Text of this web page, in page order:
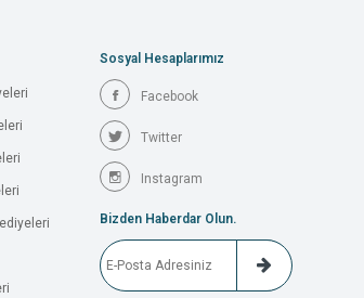
Sosyal Hesaplarımız
Facebook
Twitter
Instagram
Bizden Haberdar Olun.